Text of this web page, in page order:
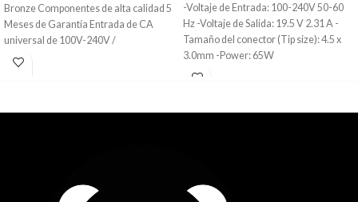
Bronze Componentes de alta calidad 5
Meses de Garantía Entrada de CA
universal de 100V-240V /
-Voltaje de Entrada: 100-240V 50-60
Hz -Voltaje de Salida: 19.5 V 2.31 A -
Tamaño del conector (Tip size): 4.5 x
3.0mm -Power: 65W